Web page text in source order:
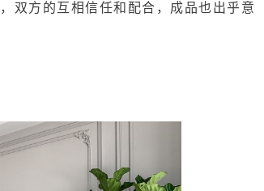
，双方的互相信任和配合，成品也出乎意